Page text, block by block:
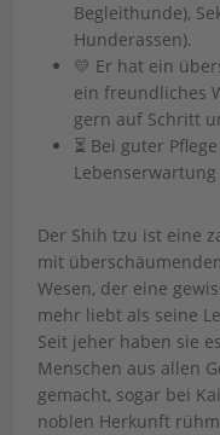
Begleithunde),
Hunderassen).
💛 Er hat ein
ein freundliches
gern auf Schritt
⏳ Bei guter
Der Shih tzu ist eine
mit
Wesen, der eine
mehr liebt als seine
Seit jeher haben sie
Menschen aus allen
gemacht, sogar bei
noblen Herkunft